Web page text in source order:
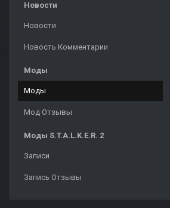
Новости
Новости
Новость Комментарии
Моды
Моды
Мод Отзывы
Моды S.T.A.L.K.E.R. 2
Записи
Запись Отзывы